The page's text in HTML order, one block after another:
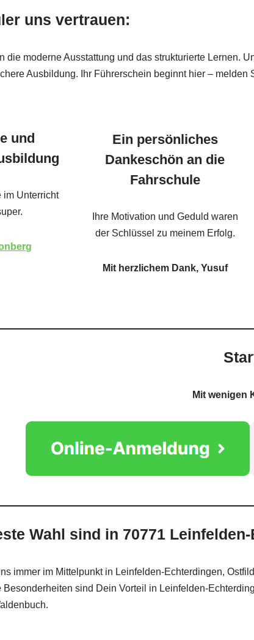
uns vertrauen:
die moderne Ausstattung und das strukturierte Lernen.
Ausbildung. Ihr Führerschein beginnt hier – melden
und
im Unterricht
Ein persönliches
Dankeschön an die
Fahrschule
Ihre Motivation und Geduld waren
der Schlüssel zu meinem Erfolg.
Mit herzlichem Dank, Yusuf
Mit wenigen
Wahl sind in 70771
immer im Mittelpunkt in Leinfelden-Echterdingen,
sind Dein Vorteil in Leinfelden-